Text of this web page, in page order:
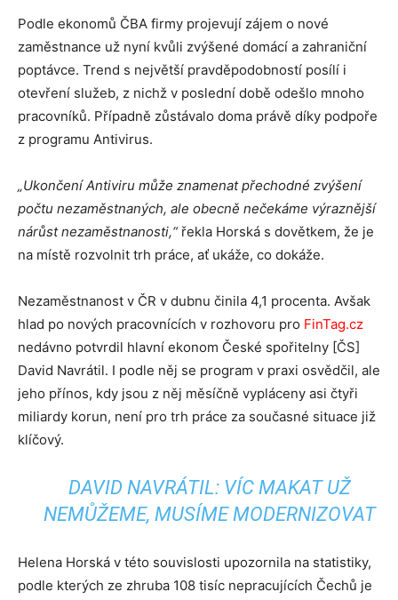
Podle ekonomů ČBA firmy projevují zájem o nové
zaměstnance už nyní kvůli zvýšené domácí a zahraniční
poptávce. Trend s největší pravděpodobností posílí i
otevření služeb, z nichž v poslední době odešlo mnoho
pracovníků. Případně zůstávalo doma právě díky podpoře
z programu Antivirus.
„Ukončení Antiviru může znamenat přechodné zvýšení
počtu nezaměstnaných, ale obecně nečekáme výraznější
nárůst nezaměstnanosti,“řekla Horská s dovětkem, že je
na místě rozvolnit trh práce, ať ukáže, co dokáže.
Nezaměstnanost v ČR v dubnu činila 4,1 procenta. Avšak
hlad po nových pracovnících v rozhovoru pro FinTag.cz
nedávno potvrdil hlavní ekonom České spořitelny [ČS]
David Navrátil. I podle něj se program v praxi osvědčil, ale
jeho přínos, kdy jsou z něj měsíčně vypláceny asi čtyři
miliardy korun, není pro trh práce za současné situace již
klíčový.
DAVID NAVRÁTIL: VÍC MAKAT UŽ
NEMŮŽEME, MUSÍME MODERNIZOVAT
Helena Horská v této souvislosti upozornila na statistiky,
podle kterých ze zhruba 108 tisíc nepracujících Čechů je